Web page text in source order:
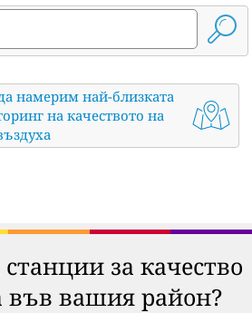
намерим най-близката
на качеството на
за качество
във вашия район?